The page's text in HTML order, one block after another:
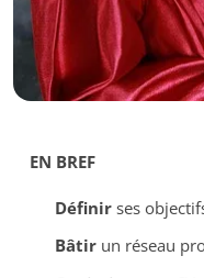
EN BREF
Définirses
Bâtirun réseau